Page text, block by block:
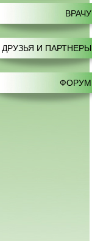
ВРАЧУ
ДРУЗЬЯ И ПАРТНЕРЫ
ФОРУМ